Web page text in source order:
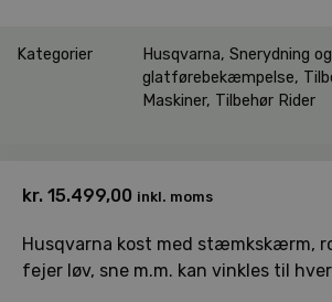
Kategorier Husqvarna, Snerydning og
glatførebekæmpelse,
Maskiner, Tilbehør Rider
kr. 15.499,00 inkl. moms
Husqvarna kost med stæmkskærm,
fejer løv, sne m.m. kan vinkles til